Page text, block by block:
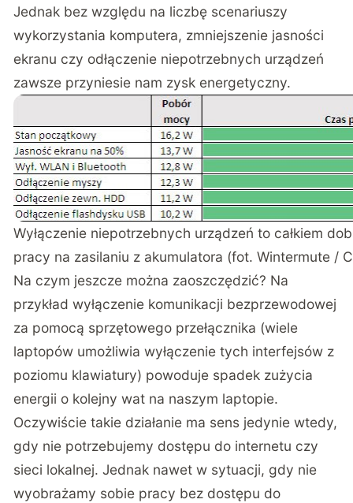
Jednak bez względu na liczbę scenariuszy
wykorzystania komputera, zmniejszenie jasności
ekranu czy odłączenie niepotrzebnych urządzeń
zawsze przyniesie nam zysk energetyczny.
Wyłączenie niepotrzebnych urządzeń to całkiem
pracy na zasilaniu z akumulatora (fot. Wintermute /
Na czym jeszcze można zaoszczędzić? Na
przykład wyłączenie komunikacji bezprzewodowej
za pomocą sprzętowego przełącznika (wiele
laptopów umożliwia wyłączenie tych interfejsów z
poziomu klawiatury) powoduje spadek zużycia
energii o kolejny wat na naszym laptopie.
Oczywiście takie działanie ma sens jedynie wtedy,
gdy nie potrzebujemy dostępu do internetu czy
sieci lokalnej. Jednak nawet w sytuacji, gdy nie
wyobrażamy sobie pracy bez dostępu do